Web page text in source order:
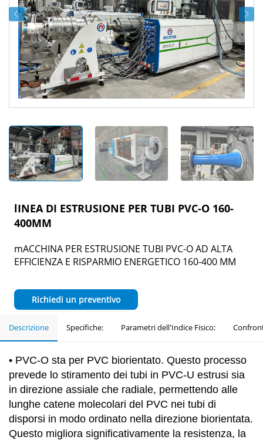
lINEA DI ESTRUSIONE PER TUBI PVC-O 160-
400MM
mACCHINA PER ESTRUSIONE TUBI PVC-O AD ALTA
EFFICIENZA E RISPARMIO ENERGETICO 160-400 MM
Richiedi un preventivo
Descrizione Specifiche: Parametri dell'Indice Fisico:
• PVC-O sta per PVC biorientato. Questo processo
prevede lo stiramento dei tubi in PVC-U estrusi sia
in direzione assiale che radiale, permettendo alle
lunghe catene molecolari del PVC nei tubi di
disporsi in modo ordinato nella direzione biorientata.
Questo migliora significativamente la resistenza, la